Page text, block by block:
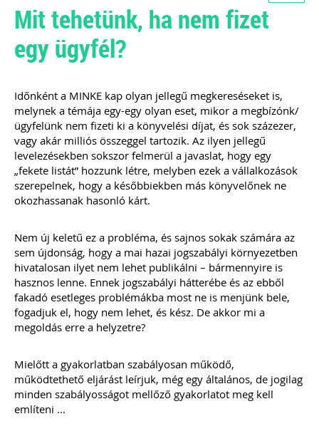
Könyvelői szerződésminta
feldolgozáson át a digitális
bizonylatok archiválásáig
2022
Új és rendhagyó könyvelői feladat és
felelősség a digitális bizonylatok online
rendszerekben történő kezelése.
Elkészítettünk egy mai modern
(szerződésmintát) az elektronikus
dokumentumok kezeléséhez, melyre
akkor van szükséged, ha nem csak és
kizárólag mindent papír alapon
könyvelsz.
TAGJAINK INGYENESEN LETÖLTHETIK -
Ár: 17.900 Ft
Tagoknak: Ingyenesen
letölthető
Mit tehetünk, ha nem fizet
egy ügyfél?
Időnként a MINKE kap olyan jellegű megkereséseket is,
melynek a témája egy-egy olyan eset, mikor a megbízónk/
ügyfelünk nem fizeti ki a könyvelési díjat, és sok százezer,
vagy akár milliós összeggel tartozik. Az ilyen jellegű
levelezésekben sokszor felmerül a javaslat, hogy egy
„fekete listát” hozzunk létre, melyben ezek a vállalkozások
szerepelnek, hogy a későbbiekben más könyvelőnek ne
okozhassanak hasonló kárt.
Nem új keletű ez a probléma, és sajnos sokak számára az
sem újdonság, hogy a mai hazai jogszabályi környezetben
hivatalosan ilyet nem lehet publikálni – bármennyire is
hasznos lenne. Ennek jogszabályi hátterébe és az ebből
fakadó esetleges problémákba most ne is menjünk bele,
fogadjuk el, hogy nem lehet, és kész. De akkor mi a
megoldás erre a helyzetre?
Mielőtt a gyakorlatban szabályosan működő,
működtethető eljárást leírjuk, még egy általános, de jogilag
minden szabályosságot mellőző gyakorlatot meg kell
említeni ...